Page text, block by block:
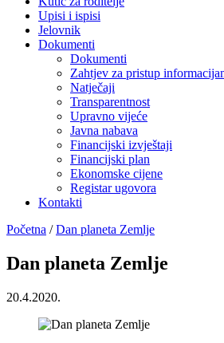
Upisi i ispisi
Jelovnik
Dokumenti
Dokumenti
Zahtjev za pristup
Natječaji
Transparentnost
Upravno vijeće
Javna nabava
Financijski izvještaji
Financijski plan
Ekonomske cijene
Registar ugovora
Kontakti
Početna / Dan planeta Zemlje
Dan planeta Zemlje
20.4.2020.